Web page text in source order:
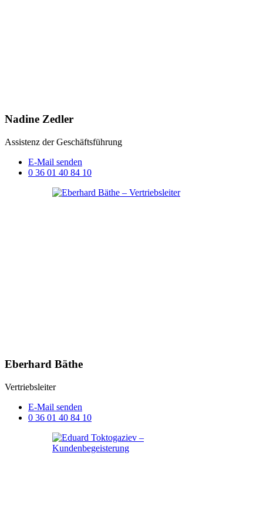
Nadine Zedler
Assistenz der Geschäftsführung
E-Mail senden
0 36 01 40 84 10
Eberhard Bäthe
Vertriebsleiter
E-Mail senden
0 36 01 40 84 10